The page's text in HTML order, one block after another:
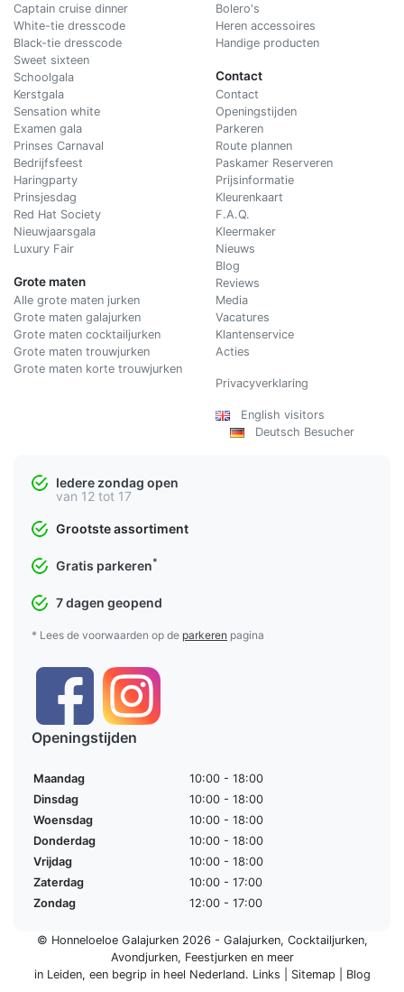
Captain cruise dinner
White-tie dresscode
Black-tie dresscode
Sweet sixteen
Schoolgala
Kerstgala
Sensation white
Examen gala
Prinses Carnaval
Bedrijfsfeest
Haringparty
Prinsjesdag
Red Hat Society
Nieuwjaarsgala
Luxury Fair
Grote maten
Alle grote maten jurken
Grote maten galajurken
Grote maten cocktailjurken
Grote maten trouwjurken
Grote maten korte trouwjurken
Bolero's
Heren accessoires
Handige producten
Contact
Contact
Openingstijden
Parkeren
Route plannen
Paskamer Reserveren
Prijsinformatie
Kleurenkaart
F.A.Q.
Kleermaker
Nieuws
Blog
Reviews
Media
Vacatures
Klantenservice
Acties
Privacyverklaring
English visitors
Deutsch Besucher
Iedere zondag open
van 12 tot 17
Grootste assortiment
Gratis parkeren*
7 dagen geopend
* Lees de voorwaarden op de parkeren pagina
Openingstijden
Maandag
10:00 - 18:00
Dinsdag
10:00 - 18:00
Woensdag
10:00 - 18:00
Donderdag
10:00 - 18:00
Vrijdag
10:00 - 18:00
Zaterdag
10:00 - 17:00
Zondag
12:00 - 17:00
© Honneloeloe Galajurken 2026 - Galajurken, Cocktailjurken,
Avondjurken, Feestjurkenen meer
in Leiden, een begrip in heel Nederland. Links Sitemap Blog